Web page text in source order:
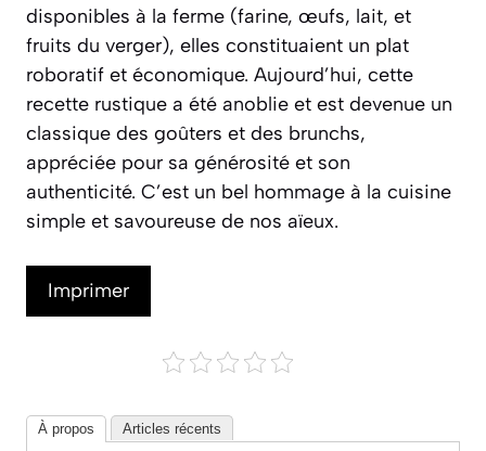
disponibles à la ferme (farine, œufs, lait, et
fruits du verger), elles constituaient un plat
roboratif et économique. Aujourd’hui, cette
recette rustique a été anoblie et est devenue un
classique des goûters et des brunchs,
appréciée pour sa générosité et son
authenticité. C’est un bel hommage à la cuisine
simple et savoureuse de nos aïeux.
Imprimer
À propos Articles récents